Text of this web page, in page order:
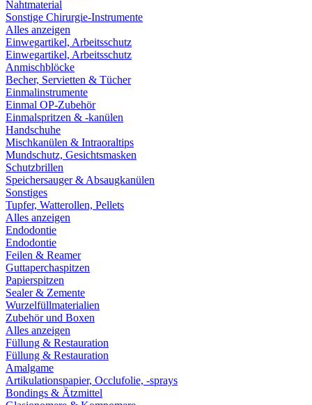
Nahtmaterial
Sonstige Chirurgie-Instrumente
Alles anzeigen
Einwegartikel, Arbeitsschutz
Einwegartikel, Arbeitsschutz
Anmischblöcke
Becher, Servietten & Tücher
Einmalinstrumente
Einmal OP-Zubehör
Einmalspritzen & -kanülen
Handschuhe
Mischkanülen & Intraoraltips
Mundschutz, Gesichtsmasken
Schutzbrillen
Speichersauger & Absaugkanülen
Sonstiges
Tupfer, Watterollen, Pellets
Alles anzeigen
Endodontie
Endodontie
Feilen & Reamer
Guttaperchaspitzen
Papierspitzen
Sealer & Zemente
Wurzelfüllmaterialien
Zubehör und Boxen
Alles anzeigen
Füllung & Restauration
Füllung & Restauration
Amalgame
Artikulationspapier, Occlufolie, -sprays
Bondings & Ätzmittel